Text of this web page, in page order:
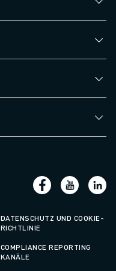
DATENSCHUTZ UND COOKIE-
RICHTLINIE
COMPLIANCE REPORTING
KANÄLE